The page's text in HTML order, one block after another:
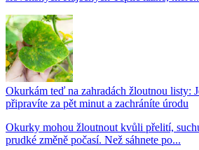
Okurkám teď na zahradách žloutnou listy:
připravíte za pět minut a zachráníte úrodu
Okurky mohou žloutnout kvůli přelití,
prudké změně počasí. Než sáhnete po...